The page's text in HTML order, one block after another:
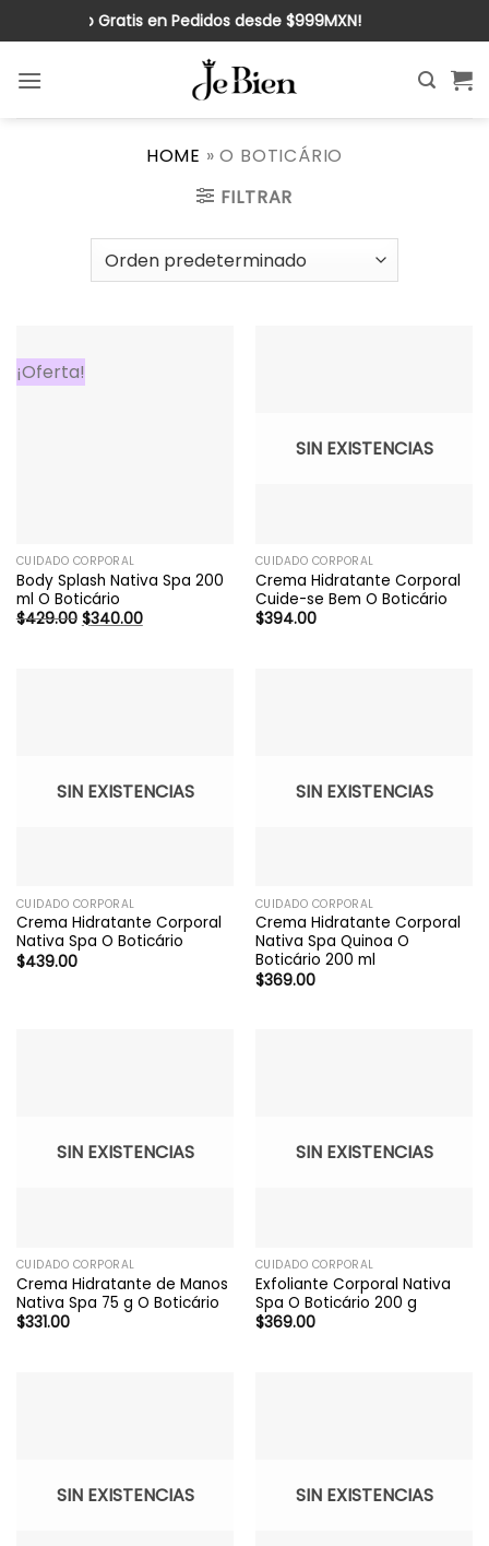
al
contenido
¡Envío Gratis en Pedidos desde $999MXN!
HOME »O BOTICÁRIO
FILTRAR
¡Oferta!
CUIDADO CORPORAL
Body Splash Nativa Spa 200
ml O Boticário
$429.00 El
precio
$340.00El
precio
SIN EXISTENCIAS
CUIDADO CORPORAL
Crema Hidratante Corporal
Cuide-se Bem O Boticário
$394.00
SIN EXISTENCIAS
CUIDADO CORPORAL
Crema Hidratante Corporal
Nativa Spa O Boticário
$439.00
SIN EXISTENCIAS
CUIDADO CORPORAL
Crema Hidratante Corporal
Nativa Spa Quinoa O
Boticário 200 ml
$369.00
SIN EXISTENCIAS
CUIDADO CORPORAL
Crema Hidratante de Manos
Nativa Spa 75 g O Boticário
$331.00
SIN EXISTENCIAS
CUIDADO CORPORAL
Exfoliante Corporal Nativa
Spa O Boticário 200 g
$369.00
SIN EXISTENCIAS SIN EXISTENCIAS